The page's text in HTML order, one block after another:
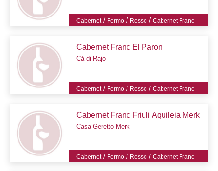
Cabernet/ Fermo / Rosso /Cabernet Franc
Cabernet Franc El Paron
Cà di Rajo
Cabernet/ Fermo / Rosso /Cabernet Franc
Cabernet Franc Friuli Aquileia Merk
Casa Geretto Merk
Cabernet/ Fermo / Rosso /Cabernet Franc